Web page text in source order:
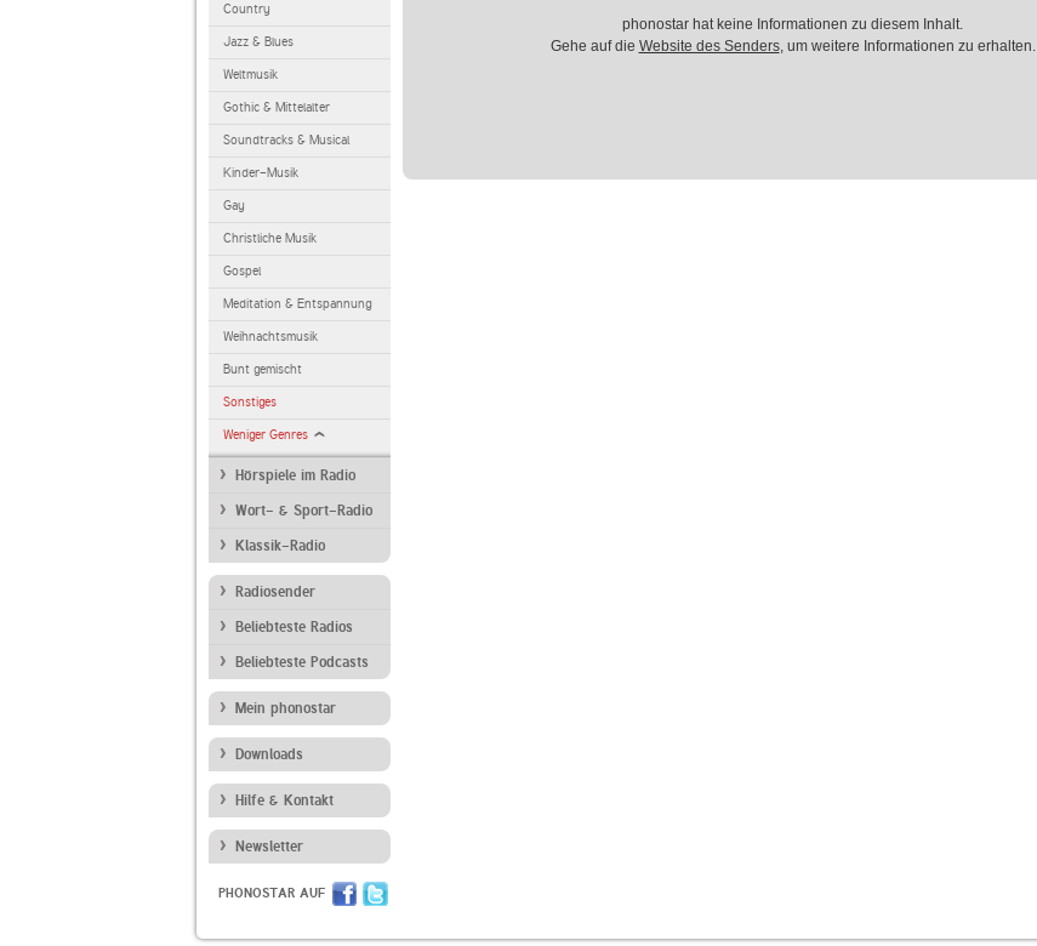
Country
Jazz & Blues
Weltmusik
Gothic & Mittelalter
Soundtracks & Musical
Kinder-Musik
Gay
Christliche Musik
Gospel
Meditation & Entspannung
Weihnachtsmusik
Bunt gemischt
Sonstiges
Weniger Genres
Hörspiele im Radio
Wort- & Sport-Radio
Klassik-Radio
Radiosender
Beliebteste Radios
Beliebteste Podcasts
Mein phonostar
Downloads
Hilfe & Kontakt
Newsletter
PHONOSTAR AUF
phonostar hat keine Informationen zu diesem Inhalt.
Gehe auf die Website des Senders, um weitere Informationen zu erhalten.